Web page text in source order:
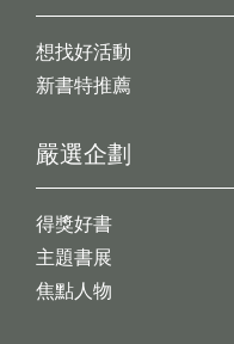
想找好活動
新書特推薦
嚴選企劃
得獎好書
主題書展
焦點人物